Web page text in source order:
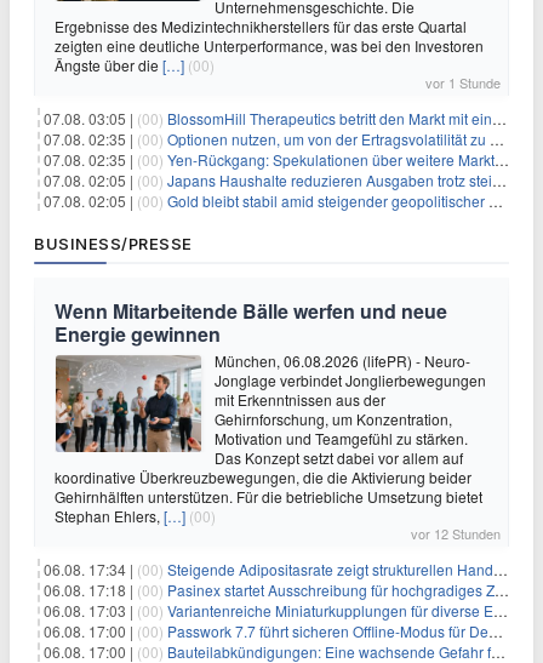
Unternehmensgeschichte. Die
Ergebnisse des Medizintechnikherstellers für das erste Quartal
zeigten eine deutliche Unterperformance, was bei den Investoren
Ängste über die […] (00)
vor 1 Stunde
07.08. 03:05 | (00) BlossomHill Therapeutics betritt den Markt mit einem IPO-Boost von 150 Millionen Dollar
07.08. 02:35 | (00) Optionen nutzen, um von der Ertragsvolatilität zu profitieren
07.08. 02:35 | (00) Yen-Rückgang: Spekulationen über weitere Marktinterventionen nehmen zu
07.08. 02:05 | (00) Japans Haushalte reduzieren Ausgaben trotz steigender Löhne: Ein Warnsignal für das Wachstum
07.08. 02:05 | (00) Gold bleibt stabil amid steigender geopolitischer Spannungen im Persischen Golf
BUSINESS/PRESSE
Wenn Mitarbeitende Bälle werfen und neue
Energie gewinnen
München, 06.08.2026 (lifePR) - Neuro-
Jonglage verbindet Jonglierbewegungen
mit Erkenntnissen aus der
Gehirnforschung, um Konzentration,
Motivation und Teamgefühl zu stärken.
Das Konzept setzt dabei vor allem auf
koordinative Überkreuzbewegungen, die die Aktivierung beider
Gehirnhälften unterstützen. Für die betriebliche Umsetzung bietet
Stephan Ehlers, […] (00)
vor 12 Stunden
06.08. 17:34 | (00) Steigende Adipositasrate zeigt strukturellen Handlungsbedarf bei der Ernährung schulpflichtiger Kinder
06.08. 17:18 | (00) Pasinex startet Ausschreibung für hochgradiges Zinksulfidkonzentrat mit Germanium- und Silbergehalten und stellt ein Betriebsupdate bereit
06.08. 17:03 | (00) Variantenreiche Miniaturkupplungen für diverse Einsatzbereiche
06.08. 17:00 | (00) Passwork 7.7 führt sicheren Offline-Modus für Desktop- und Mobile-Apps ein
06.08. 17:00 | (00) Bauteilabkündigungen: Eine wachsende Gefahr für industrielle Elektroniksysteme